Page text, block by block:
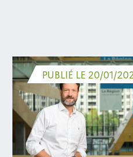
PUBLIÉ LE 20/01/